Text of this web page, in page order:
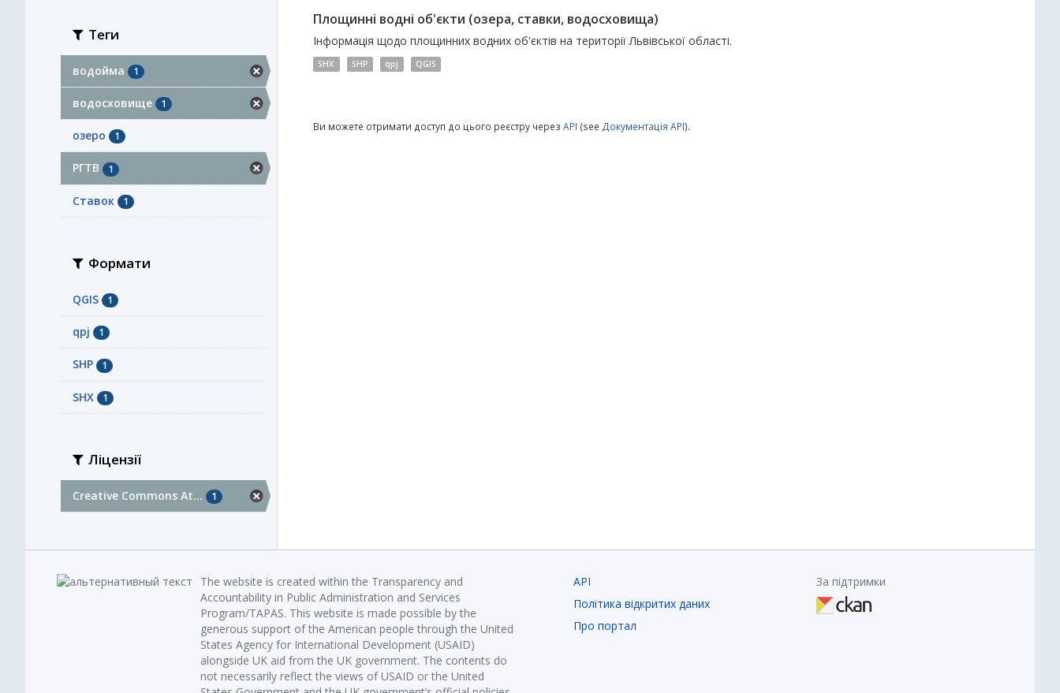
Теги
водойма 1
водосховище 1
озеро 1
РГТВ 1
Ставок 1
Формати
QGIS 1
qpj 1
SHP 1
SHX 1
Ліцензії
Creative Commons At... 1
Площинні водні об'єкти (озера, ставки, водосховища)
Інформація щодо площинних водних об'єктів на території Львівської області.
SHX SHP qpj QGIS
Ви можете отримати доступ до цього реєстру через API (see Документація API).
The website is created within the Transparency and
Accountability in Public Administration and Services
Program/TAPAS. This website is made possible by the
generous support of the American people through the United
States Agency for International Development (USAID)
alongside UK aid from the UK government. The contents do
not necessarily reflect the views of USAID or the United
API
Політика відкритих даних
Про портал
За підтримки